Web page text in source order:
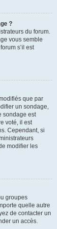
?
du forum.
vous semble
s’il est
que par
un sondage,
sondage est
voté, il est
Cependant, si
modifier les
groupes
quelle autre
de contacter un
un accès.